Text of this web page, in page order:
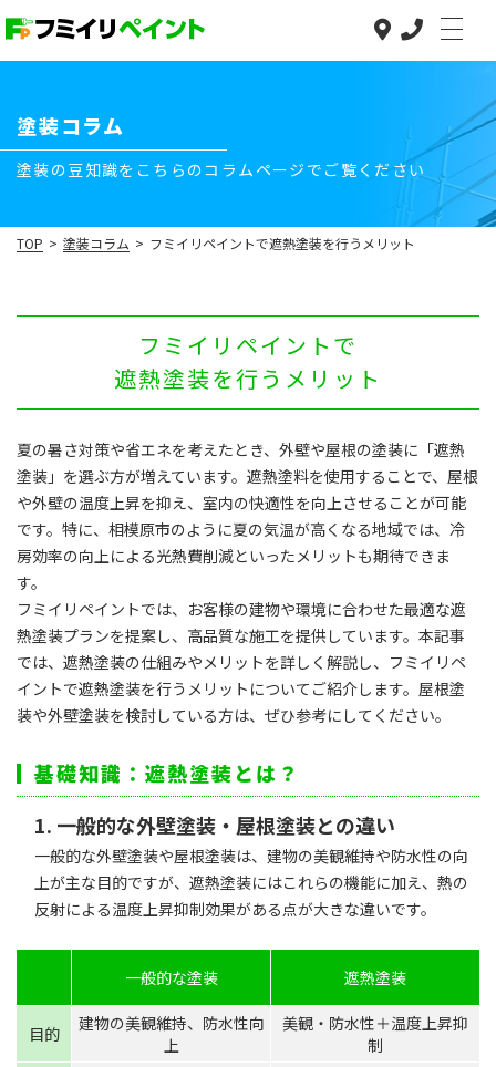
３つの安心
事業内容
低価格で高品質
施工の流れ
塗装コラム
よくある質問
施工実績
TOP
３つの安心
事業内容
低価格で高品質
施工の流れ
塗装コラム
よくある質問
施工実績
お知らせ
ブログ
会社案内
080-5375-7224
塗装コラム
塗装の豆知識をこちらのコラムページでご覧ください
TOP > 塗装コラム > フミイリペイントで遮熱塗装を行うメリット
フミイリペイントで
遮熱塗装を行うメリット
夏の暑さ対策や省エネを考えたとき、外壁や屋根の塗装に「遮熱
塗装」を選ぶ方が増えています。遮熱塗料を使用することで、屋根
や外壁の温度上昇を抑え、室内の快適性を向上させることが可能
です。特に、相模原市のように夏の気温が高くなる地域では、冷
房効率の向上による光熱費削減といったメリットも期待できま
す。
フミイリペイントでは、お客様の建物や環境に合わせた最適な遮
熱塗装プランを提案し、高品質な施工を提供しています。本記事
では、遮熱塗装の仕組みやメリットを詳しく解説し、フミイリペ
イントで遮熱塗装を行うメリットについてご紹介します。屋根塗
装や外壁塗装を検討している方は、ぜひ参考にしてください。
基礎知識：遮熱塗装とは？
1. 一般的な外壁塗装・屋根塗装との違い
一般的な外壁塗装や屋根塗装は、建物の美観維持や防水性の向
上が主な目的ですが、遮熱塗装にはこれらの機能に加え、熱の
反射による温度上昇抑制効果がある点が大きな違いです。
一般的な塗装 遮熱塗装
目的
建物の美観維持、防水性向
上
美観・防水性＋温度上昇抑
制